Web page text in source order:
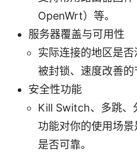
OpenWrt）等。
服务器覆盖与可用性
实际连接的地区是
被封锁、速度改善的
安全性功能
Kill Switch、多跳、
功能对你的使用场
是否可靠。